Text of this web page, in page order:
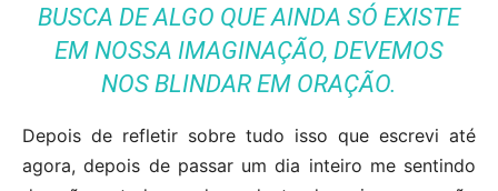
BUSCA DE ALGO QUE AINDA SÓ EXISTE
EM NOSSA IMAGINAÇÃO, DEVEMOS
NOS BLINDAR EM ORAÇÃO.
Depois de refletir sobre tudo isso que escrevi até
agora, depois de passar um dia inteiro me sentindo